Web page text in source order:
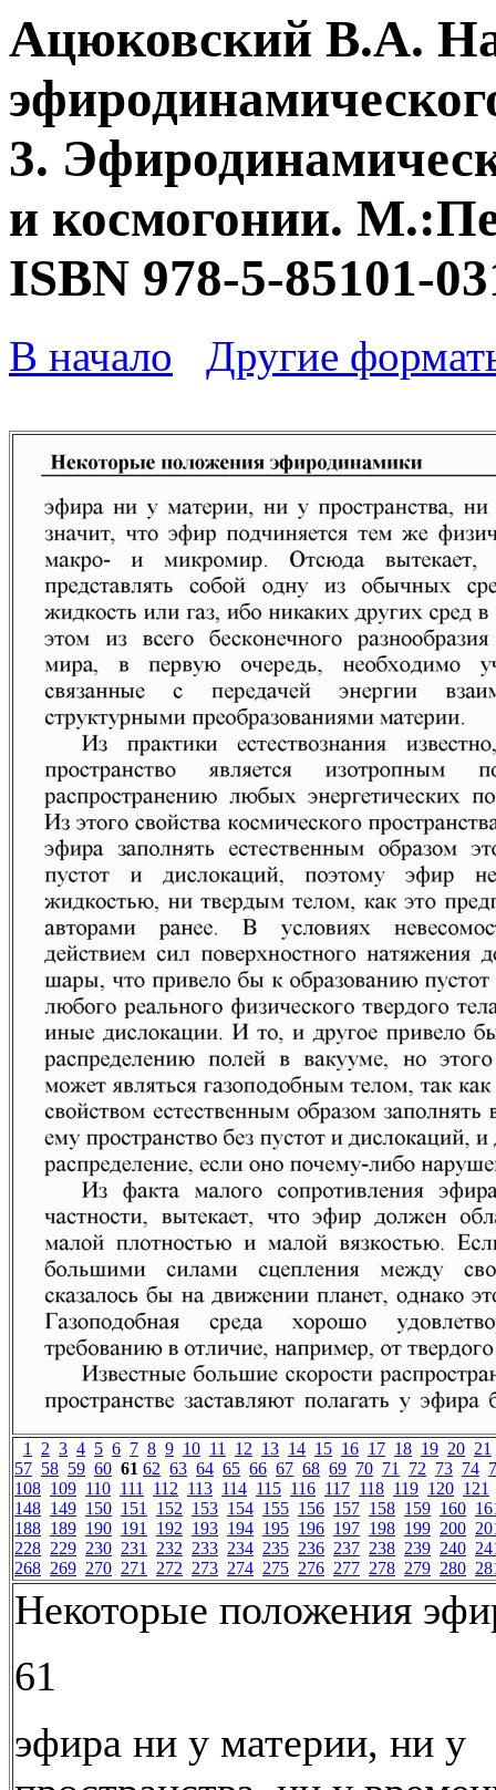
Ацюковский В.А.
3.
и космогонии.
ISBN 978-5-85101-
В начало Другие
1 2 3 4 5 6 7 8 9 10 11 12 13 14 15 16 17 18 19 20 21
57 58 59 60 61 62 63 64 65 66 67 68 69 70 71 72 73 74
108 109 110 111 112 113 114 115 116 117 118 119 120 121
148 149 150 151 152 153 154 155 156 157 158 159 160
188 189 190 191 192 193 194 195 196 197 198 199 200
228 229 230 231 232 233 234 235 236 237 238 239 240
268 269 270 271 272 273 274 275 276 277 278 279 280
Некоторые положения
61
эфира ни у материи, ни у